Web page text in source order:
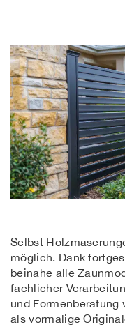
Selbst
möglich. Dank
beinahe alle
fachlicher
und Formenberatung
als vormalige